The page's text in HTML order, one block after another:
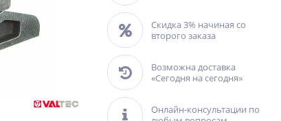
Скидка 3% начиная со
второго заказа
Возможна доставка
«Сегодня на сегодня»
Онлайн-консультации по